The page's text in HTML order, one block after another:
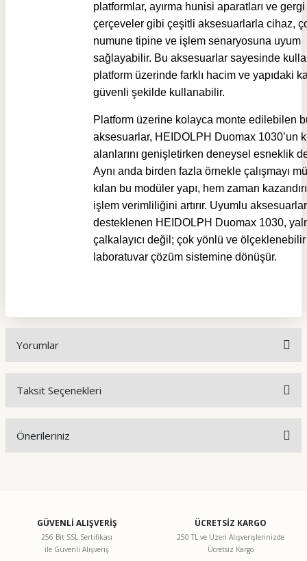
platformlar, ayırma hunisi aparatları ve
çerçeveler gibi çeşitli aksesuarlarla cihaz,
numune tipine ve işlem senaryosuna uyum
sağlayabilir. Bu aksesuarlar sayesinde
platform üzerinde farklı hacim ve yapıdaki
güvenli şekilde kullanabilir.
Platform üzerine kolayca monte edilebilen
aksesuarlar, HEIDOLPH Duomax 1030’un
alanlarını genişletirken deneysel esneklik
Aynı anda birden fazla örnekle çalışmayı
kılan bu modüler yapı, hem zaman
işlem verimliliğini artırır. Uyumlu
desteklenen HEIDOLPH Duomax 1030,
çalkalayıcı değil; çok yönlü ve
laboratuvar çözüm sistemine dönüşür.
Yorumlar
Taksit Seçenekleri
Önerileriniz
Görüş ve önerileriniz için teşekkür ederiz.
Ürün resmi kalitesiz, bozuk veya görüntülenemiyor.
GÜVENLİ ALIŞVERİŞ
256 Bit SSL Sertifikası
ile Güvenli Alışveriş
ÜCRETSİZ KARGO
250 TL ve Üzeri Alışverişlerinizde
Ücretsiz Kargo